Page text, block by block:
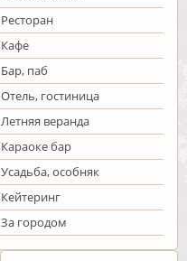
Ресторан
Кафе
Бар, паб
Отель, гостиница
Летняя веранда
Караоке бар
Усадьба, особняк
Кейтеринг
За городом